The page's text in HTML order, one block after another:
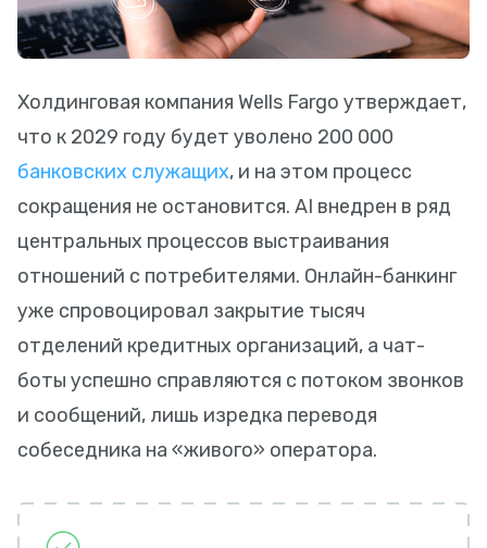
Холдинговая компания Wells Fargo утверждает,
что к 2029 году будет уволено 200 000
банковских служащих, и на этом процесс
сокращения не остановится. AI внедрен в ряд
центральных процессов выстраивания
отношений с потребителями. Онлайн-банкинг
уже спровоцировал закрытие тысяч
отделений кредитных организаций, а чат-
боты успешно справляются с потоком звонков
и сообщений, лишь изредка переводя
собеседника на «живого» оператора.